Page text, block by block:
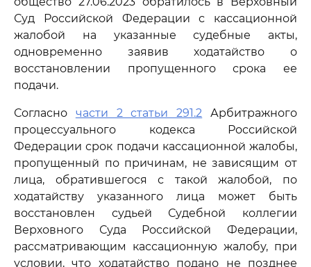
Суд Российской Федерации с кассационной
жалобой на указанные судебные акты,
одновременно заявив ходатайство о
восстановлении пропущенного срока ее
подачи.
Согласно части 2 статьи 291.2 Арбитражного
процессуального кодекса Российской
Федерации срок подачи кассационной жалобы,
пропущенный по причинам, не зависящим от
лица, обратившегося с такой жалобой, по
ходатайству указанного лица может быть
восстановлен судьей Судебной коллегии
Верховного Суда Российской Федерации,
рассматривающим кассационную жалобу, при
условии, что ходатайство подано не позднее